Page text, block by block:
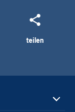
teilen